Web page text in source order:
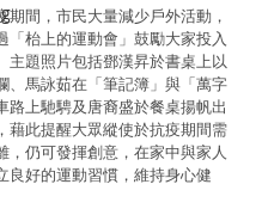
期間，市民大量減少戶外活動，
「枱上的運動會」鼓勵大家投入
主題照片包括鄧漢昇於書桌上以
、馬詠茹在「筆記簿」與「萬字
路上馳騁及唐裔盛於餐桌揚帆出
藉此提醒大眾縱使於抗疫期間需
，仍可發揮創意，在家中與家人
良好的運動習慣，維持身心健